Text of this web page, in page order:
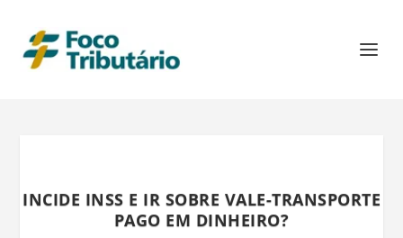
INCIDE INSS E IR SOBRE VALE-TRANSPORTE
PAGO EM DINHEIRO?